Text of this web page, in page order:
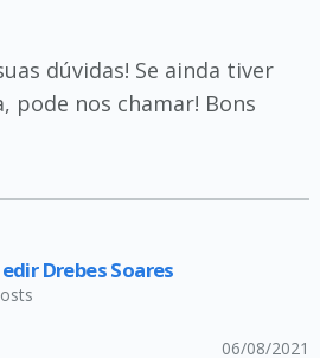
dúvidas! Se ainda tiver
pode nos chamar! Bons
Drebes Soares
06/08/2021